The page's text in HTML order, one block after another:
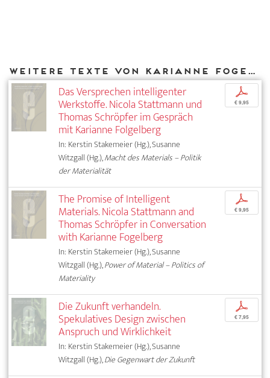
Weitere Texte von Karianne Fogelberg bei DIAPHANES
Das Versprechen intelligenter
Werkstoffe. Nicola Stattmann und
Thomas Schröpfer im Gespräch
mit Karianne Folgelberg
In: Kerstin Stakemeier (Hg.), Susanne
Witzgall (Hg.),Macht des Materials – Politik
der Materialität
p
€ 9,95
The Promise of Intelligent
Materials. Nicola Stattmann and
Thomas Schröpfer in Conversation
with Karianne Fogelberg
In: Kerstin Stakemeier (Hg.), Susanne
Witzgall (Hg.),Power of Material – Politics of
Materiality
p
€ 9,95
Die Zukunft verhandeln.
Spekulatives Design zwischen
Anspruch und Wirklichkeit
In: Kerstin Stakemeier (Hg.), Susanne
Witzgall (Hg.),Die Gegenwart der Zukunft
p
€ 7,95